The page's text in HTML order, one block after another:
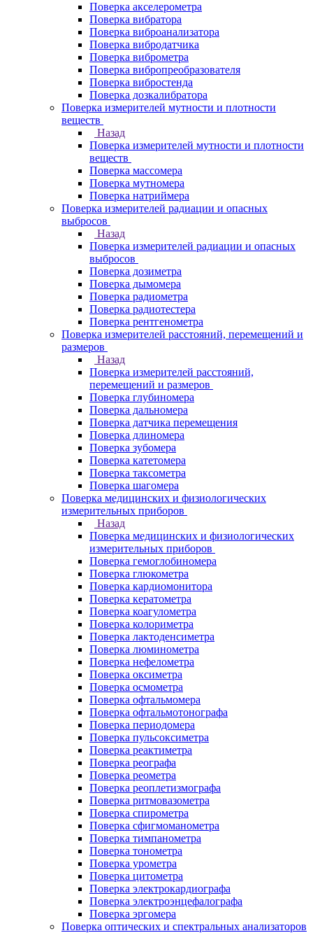
Поверка акселерометра
Поверка вибратора
Поверка виброанализатора
Поверка вибродатчика
Поверка виброметра
Поверка вибропреобразователя
Поверка вибростенда
Поверка дозкалибратора
Поверка измерителей мутности и плотности
веществ
Назад
Поверка измерителей мутности и плотности
веществ
Поверка массомера
Поверка мутномера
Поверка натриймера
Поверка измерителей радиации и опасных
выбросов
Назад
Поверка измерителей радиации и опасных
выбросов
Поверка дозиметра
Поверка дымомера
Поверка радиометра
Поверка радиотестера
Поверка рентгенометра
Поверка измерителей расстояний, перемещений и
размеров
Назад
Поверка измерителей расстояний,
перемещений и размеров
Поверка глубиномера
Поверка дальномера
Поверка датчика перемещения
Поверка длиномера
Поверка зубомера
Поверка катетомера
Поверка таксометра
Поверка шагомера
Поверка медицинских и физиологических
измерительных приборов
Назад
Поверка медицинских и физиологических
измерительных приборов
Поверка гемоглобиномера
Поверка глюкометра
Поверка кардиомонитора
Поверка кератометра
Поверка коагулометра
Поверка колориметра
Поверка лактоденсиметра
Поверка люминометра
Поверка нефелометра
Поверка оксиметра
Поверка осмометра
Поверка офтальмомера
Поверка офтальмотонографа
Поверка периодомера
Поверка пульсоксиметра
Поверка реактиметра
Поверка реографа
Поверка реометра
Поверка реоплетизмографа
Поверка ритмовазометра
Поверка спирометра
Поверка сфигмоманометра
Поверка тимпанометра
Поверка тонометра
Поверка урометра
Поверка цитометра
Поверка электрокардиографа
Поверка электроэнцефалографа
Поверка эргомера
Поверка оптических и спектральных анализаторов